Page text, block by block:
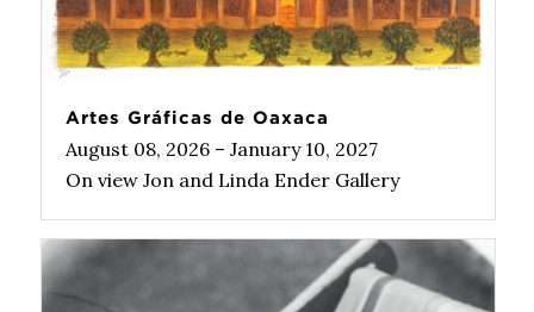
Artes Gráficas de Oaxaca
August 08, 2026 – January 10, 2027
On view Jon and Linda Ender Gallery